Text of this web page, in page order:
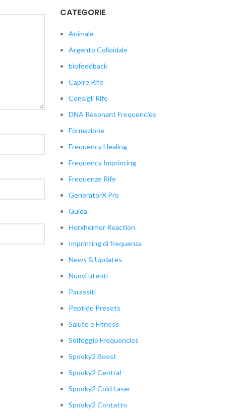
CATEGORIE
Animale
Argento Colloidale
biofeedback
Capire Rife
Consigli Rife
DNA Resonant Frequencies
Formazione
Frequency Healing
Frequency Imprinting
Frequenze Rife
GeneratorX Pro
Guida
Herxheimer Reaction
Imprinting di frequenza
News & Updates
Nuovi utenti
Parassiti
Peptide Presets
Salute e Fitness
Solfeggio Frequencies
Spooky2 Boost
Spooky2 Central
Spooky2 Cold Laser
Spooky2 Contatto